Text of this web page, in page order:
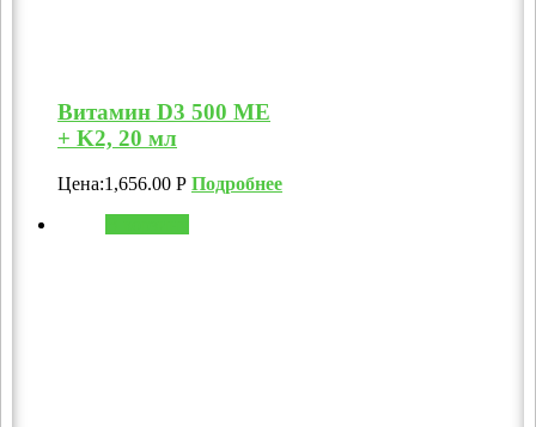
Витамин D3 500 МЕ
+ K2, 20 мл
Цена:1,656.00 Р Подробнее